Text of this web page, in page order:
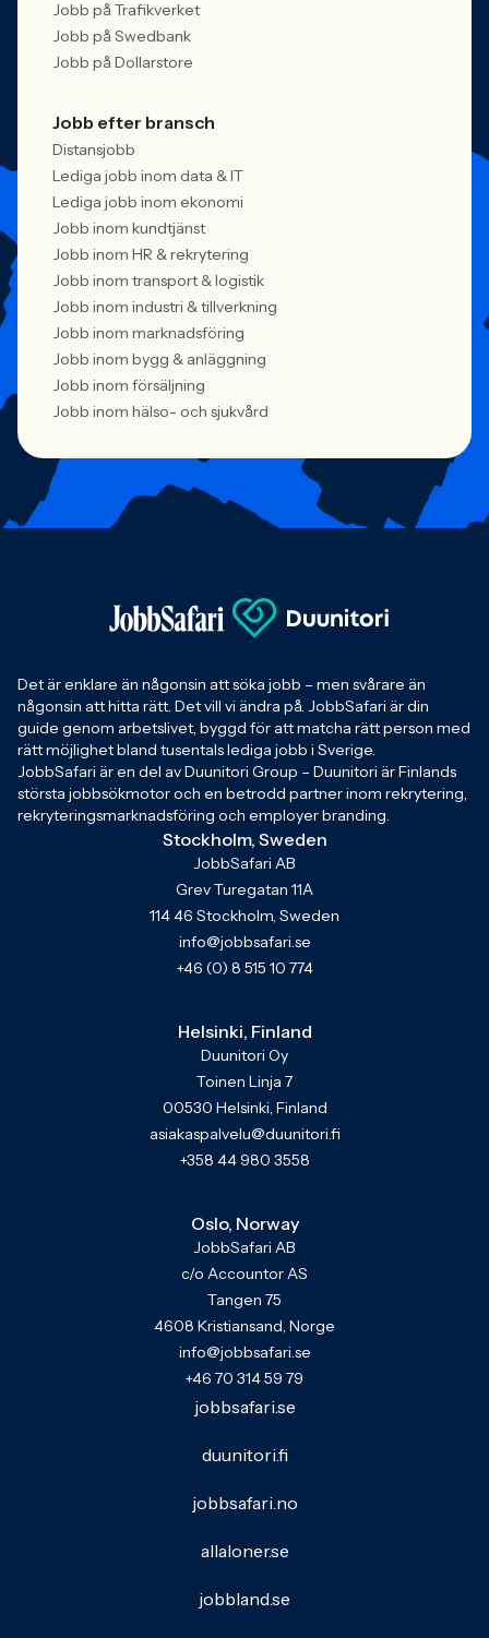
Jobb på Trafikverket
Jobb på Swedbank
Jobb på Dollarstore
Jobb efter bransch
Distansjobb
Lediga jobb inom data & IT
Lediga jobb inom ekonomi
Jobb inom kundtjänst
Jobb inom HR & rekrytering
Jobb inom transport & logistik
Jobb inom industri & tillverkning
Jobb inom marknadsföring
Jobb inom bygg & anläggning
Jobb inom försäljning
Jobb inom hälso- och sjukvård
Det är enklare än någonsin att söka jobb – men svårare än
någonsin att hitta rätt. Det vill vi ändra på. JobbSafari är din
guide genom arbetslivet, byggd för att matcha rätt person med
rätt möjlighet bland tusentals lediga jobb i Sverige.
JobbSafari är en del av Duunitori Group – Duunitori är Finlands
största jobbsökmotor och en betrodd partner inom rekrytering,
rekryteringsmarknadsföring och employer branding.
Stockholm, Sweden
JobbSafari AB
Grev Turegatan 11A
114 46 Stockholm, Sweden
info@jobbsafari.se
+46 (0) 8 515 10 774
Helsinki, Finland
Duunitori Oy
Toinen Linja 7
00530 Helsinki, Finland
asiakaspalvelu@duunitori.fi
+358 44 980 3558
Oslo, Norway
JobbSafari AB
c/o Accountor AS
Tangen 75
4608 Kristiansand, Norge
info@jobbsafari.se
+46 70 314 59 79
jobbsafari.se
duunitori.fi
jobbsafari.no
allaloner.se
jobbland.se